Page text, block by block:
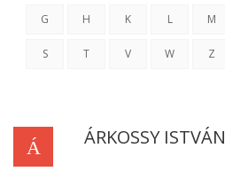
G H K L M
S T V W Z
Á ÁRKOSSY ISTVÁN